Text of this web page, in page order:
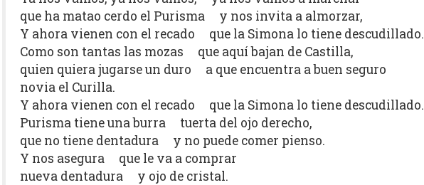
que ha matao cerdo el Purisma y nos invita a almorzar,
Y ahora vienen con el recado que la Simona lo tiene descudillado.
Como son tantas las mozas que aquí bajan de Castilla,
quien quiera jugarse un duro a que encuentra a buen seguro
novia el Curilla.
Y ahora vienen con el recado que la Simona lo tiene descudillado.
Purisma tiene una burra tuerta del ojo derecho,
que no tiene dentadura y no puede comer pienso.
Y nos asegura que le va a comprar
nueva dentadura y ojo de cristal.